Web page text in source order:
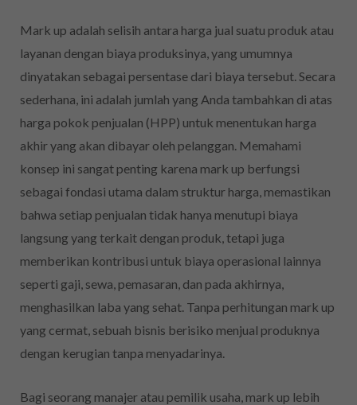
Mark up adalah selisih antara harga jual suatu produk atau
layanan dengan biaya produksinya, yang umumnya
dinyatakan sebagai persentase dari biaya tersebut. Secara
sederhana, ini adalah jumlah yang Anda tambahkan di atas
harga pokok penjualan (HPP) untuk menentukan harga
akhir yang akan dibayar oleh pelanggan. Memahami
konsep ini sangat penting karena mark up berfungsi
sebagai fondasi utama dalam struktur harga, memastikan
bahwa setiap penjualan tidak hanya menutupi biaya
langsung yang terkait dengan produk, tetapi juga
memberikan kontribusi untuk biaya operasional lainnya
seperti gaji, sewa, pemasaran, dan pada akhirnya,
menghasilkan laba yang sehat. Tanpa perhitungan mark up
yang cermat, sebuah bisnis berisiko menjual produknya
dengan kerugian tanpa menyadarinya.
Bagi seorang manajer atau pemilik usaha, mark up lebih